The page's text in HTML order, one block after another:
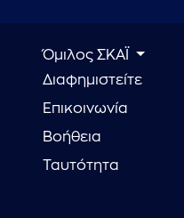
Όμιλος ΣΚΑΪ
Διαφημιστείτε
Επικοινωνία
Βοήθεια
Ταυτότητα